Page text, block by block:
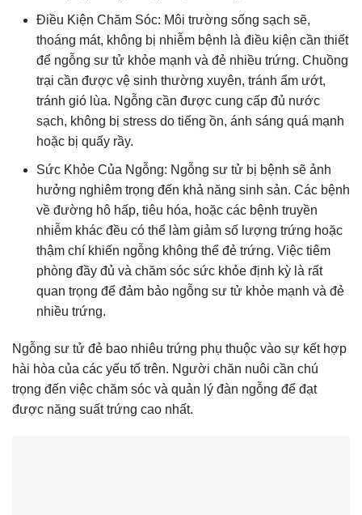
Điều Kiện Chăm Sóc: Môi trường sống sạch sẽ,
thoáng mát, không bị nhiễm bệnh là điều kiện cần thiết
để ngỗng sư tử khỏe mạnh và đẻ nhiều trứng. Chuồng
trại cần được vệ sinh thường xuyên, tránh ẩm ướt,
tránh gió lùa. Ngỗng cần được cung cấp đủ nước
sạch, không bị stress do tiếng ồn, ánh sáng quá mạnh
hoặc bị quấy rầy.
Sức Khỏe Của Ngỗng: Ngỗng sư tử bị bệnh sẽ ảnh
hưởng nghiêm trọng đến khả năng sinh sản. Các bệnh
về đường hô hấp, tiêu hóa, hoặc các bệnh truyền
nhiễm khác đều có thể làm giảm số lượng trứng hoặc
thậm chí khiến ngỗng không thể đẻ trứng. Việc tiêm
phòng đầy đủ và chăm sóc sức khỏe định kỳ là rất
quan trọng để đảm bảo ngỗng sư tử khỏe mạnh và đẻ
nhiều trứng.
Ngỗng sư tử đẻ bao nhiêu trứng phụ thuộc vào sự kết hợp
hài hòa của các yếu tố trên. Người chăn nuôi cần chú
trọng đến việc chăm sóc và quản lý đàn ngỗng để đạt
được năng suất trứng cao nhất.